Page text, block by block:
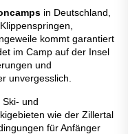
in Deutschland,
kommt garantiert
im Camp auf der Insel
und
unvergesslich.
und
wie der Zillertal
für Anfänger